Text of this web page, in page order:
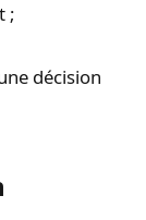
;
décision